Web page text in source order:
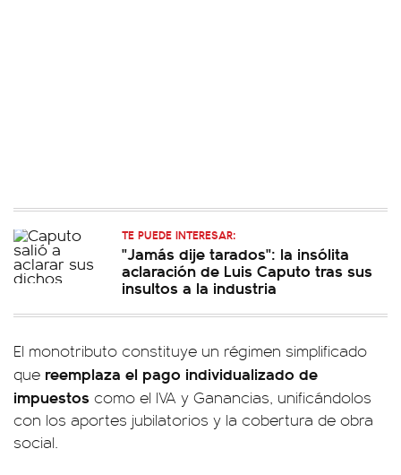
TE PUEDE INTERESAR:
"Jamás dije tarados": la insólita
aclaración de Luis Caputo tras sus
insultos a la industria
El monotributo constituye un régimen simplificado
que reemplaza el pago individualizado de
impuestos como el IVA y Ganancias, unificándolos
con los aportes jubilatorios y la cobertura de obra
social.